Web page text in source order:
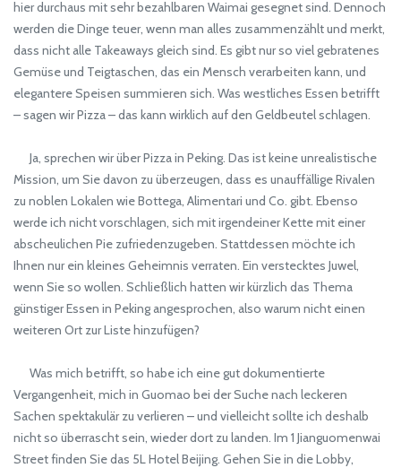
hier durchaus mit sehr bezahlbaren Waimai gesegnet sind. Dennoch
werden die Dinge teuer, wenn man alles zusammenzählt und merkt,
dass nicht alle Takeaways gleich sind. Es gibt nur so viel gebratenes
Gemüse und Teigtaschen, das ein Mensch verarbeiten kann, und
elegantere Speisen summieren sich. Was westliches Essen betrifft
– sagen wir Pizza – das kann wirklich auf den Geldbeutel schlagen.
Ja, sprechen wir über Pizza in Peking. Das ist keine unrealistische
Mission, um Sie davon zu überzeugen, dass es unauffällige Rivalen
zu noblen Lokalen wie Bottega, Alimentari und Co. gibt. Ebenso
werde ich nicht vorschlagen, sich mit irgendeiner Kette mit einer
abscheulichen Pie zufriedenzugeben. Stattdessen möchte ich
Ihnen nur ein kleines Geheimnis verraten. Ein verstecktes Juwel,
wenn Sie so wollen. Schließlich hatten wir kürzlich das Thema
günstiger Essen in Peking angesprochen, also warum nicht einen
weiteren Ort zur Liste hinzufügen?
Was mich betrifft, so habe ich eine gut dokumentierte
Vergangenheit, mich in Guomao bei der Suche nach leckeren
Sachen spektakulär zu verlieren – und vielleicht sollte ich deshalb
nicht so überrascht sein, wieder dort zu landen. Im 1 Jianguomenwai
Street finden Sie das 5L Hotel Beijing. Gehen Sie in die Lobby,